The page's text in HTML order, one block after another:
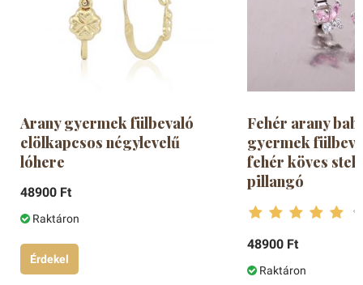
Arany gyermek fülbevaló
elölkapcsos négylevelű
lóhere
48900 Ft
Raktáron
Érdekel
Fehér arany
gyermek
fehér köves
pillangó
48900 Ft
Raktáron